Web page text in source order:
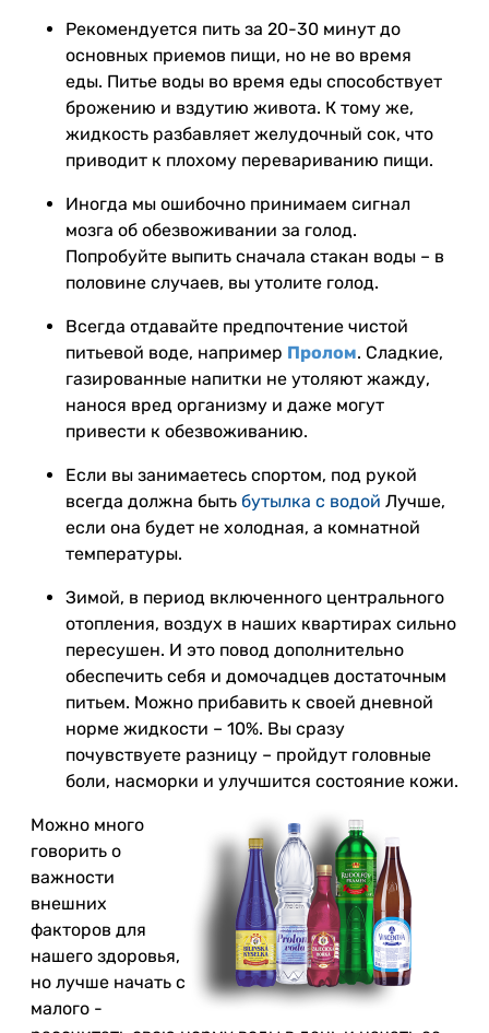
Рекомендуется пить за 20-30 минут до
основных приемов пищи, но не во время
еды. Питье воды во время еды способствует
брожению и вздутию живота. К тому же,
жидкость разбавляет желудочный сок, что
приводит к плохому перевариванию пищи.
Иногда мы ошибочно принимаем сигнал
мозга об обезвоживании за голод.
Попробуйте выпить сначала стакан воды – в
половине случаев, вы утолите голод.
Всегда отдавайте предпочтение чистой
питьевой воде, например Пролом. Сладкие,
газированные напитки не утоляют жажду,
нанося вред организму и даже могут
привести к обезвоживанию.
Если вы занимаетесь спортом, под рукой
всегда должна быть бутылка с водой Лучше,
если она будет не холодная, а комнатной
температуры.
Зимой, в период включенного центрального
отопления, воздух в наших квартирах сильно
пересушен. И это повод дополнительно
обеспечить себя и домочадцев достаточным
питьем. Можно прибавить к своей дневной
норме жидкости – 10%. Вы сразу
почувствуете разницу – пройдут головные
боли, насморки и улучшится состояние кожи.
Можно много
говорить о
важности
внешних
факторов для
нашего здоровья,
но лучше начать с
малого -